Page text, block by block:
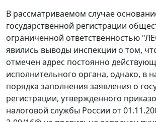
В рассматриваемом случае
государственной регистрации
ограниченной ответственностью
явились выводы инспекции о том,
отмечен адрес постоянно
исполнительного органа, однако, в
порядка заполнения заявления о
регистрации, утвержденного
налоговой службы России от